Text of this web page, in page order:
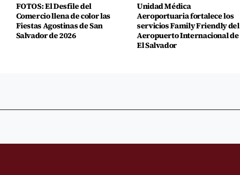
FOTOS: El Desfile del
Comercio llena de color las
Fiestas Agostinas de San
Salvador de 2026
Unidad Médica
Aeroportuaria fortalece los
servicios Family Friendly del
Aeropuerto Internacional de
El Salvador